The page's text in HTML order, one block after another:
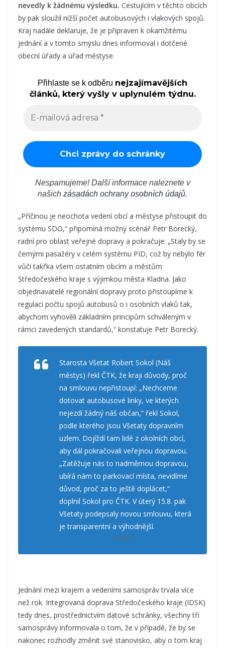
nevedly k žádnému výsledku. Cestujícím v těchto obcích
by pak sloužil nižší počet autobusových i vlakových spojů.
Kraj nadále deklaruje, že je připraven k okamžitému
jednání a v tomto smyslu dnes informoval i dotčené
obecní úřady a úřad městyse.
Přihlaste se k odběru nejzajímavějších
článků, který vyšly v uplynulém týdnu.
Nespamujeme! Další informace naleznete v
našich zásadách ochrany osobních údajů.
„Příčinou je neochota vedení obcí a městyse přistoupit do
systému SDO,“ připomíná možný scénář Petr Borecký,
radní pro oblast veřejné dopravy a pokračuje: „Staly by se
černými pasažéry v celém systému PID, což by nebylo fér
vůči takřka všem ostatním obcím a městům
Středočeského kraje s výjimkou města Kladna. Jako
objednavatelé regionální dopravy proto přistoupíme k
regulaci počtu spojů autobusů o i osobních vlaků tak,
abychom vyhověli základním principům schváleným v
rámci zavedených standardů,“ konstatuje Petr Borecký.
Starosta Všetat Robert Sokol (Náš
městys) řekl ČTK, že kraji důvody, proč
na smlouvu nepřistoupí: „Nechceme
dotovat autobusové linky, ve kterých
nejezdí žádný náš občan,“ řekl Sokol,
podle kterého jsou Všetaty dopravním
uzlem. Dojíždí tam lidé z okolních obcí,
aby dál pokračovali veřejnou dopravou.
„Zatěžuje nás to nadměrnou dopravou,
ubírá nám to parkovací místa, nevidíme
důvod, proč za to ještě doplácet,“
doplnil Sokol pro ČTK. V úterý 15.8. pak
Všetaty podepsaly novou smlouvu, která
je transparentní a výhodnější.
Jednání mezi krajem a vedeními samospráv trvala více
než rok. Integrovaná doprava Středočeského kraje (IDSK)
tedy dnes, prostřednictvím datové schránky, všechny tři
samosprávy informovala o tom, že v případě, že by se
nakonec rozhodly změnit své stanovisko, aby o tom kraj